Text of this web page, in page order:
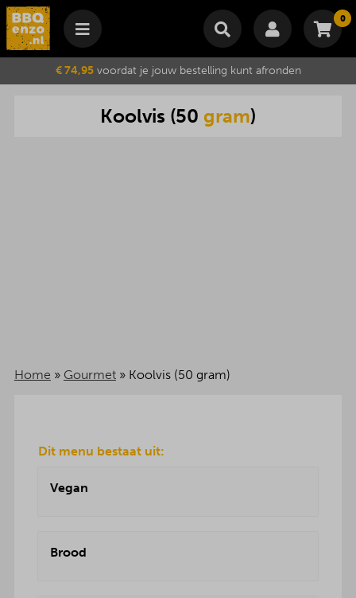
0
Winkelmand
Je winkelwagen is momenteel leeg.
Subtotaal €
Wijzig winkelmand Bestellen
€ 74,95voordat je jouw bestelling kunt afronden
Koolvis (50 gram)
Home » Gourmet» Koolvis (50 gram)
Dit menu bestaat uit:
Vegan
Brood